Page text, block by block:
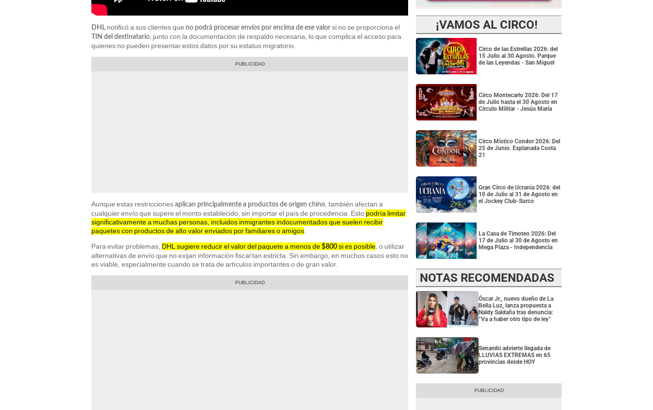
DHL notificó a sus clientes que no podrá procesar envíos por encima de ese valor si no se proporciona el
TIN del destinatario , junto con la documentación de respaldo necesaria, lo que complica el acceso para
quienes no pueden presentar estos datos por su estatus migratorio.
Aunque estas restricciones aplican principalmente a productos de origen chino , también afectan a
cualquier envío que supere el monto establecido, sin importar el país de procedencia. Esto podría limitar
significativamente a muchas personas, incluidos inmigrantes indocumentados que suelen recibir
paquetes con productos de alto valor enviados por familiares o amigos
Para evitar problemas, DHL sugiere reducir el valor del paquete a menos de $800 si es posible , o utilizar
alternativas de envío que no exijan información fiscal tan estricta. Sin embargo, en muchos casos esto no
es viable, especialmente cuando se trata de artículos importantes o de gran valor.
¡VAMOS AL CIRCO!
Circo de las Estrellas 2026: del
15 Julio al 30 Agosto. Parque
de las Leyendas - San Miguel
Circo Montecarlo 2026: Del 17
de Julio hasta el 30 Agosto en
Círculo Militar - Jesús María
Circo Místico Condor 2026: Del
25 de Junio. Explanada Costa
21
Gran Circo de Ucrania 2026: del
10 de Julio al 31 de Agosto en
el Jockey Club-Surco
La Casa de Timoteo 2026: Del
17 de Julio al 30 de Agosto en
Mega Plaza - Independencia
NOTAS RECOMENDADAS
Óscar Jr., nuevo dueño de La
Bella Luz, lanza propuesta a
Naldy Saldaña tras denuncia:
“Va a haber otro tipo de ley”
Senamhi advierte llegada de
LLUVIAS EXTREMAS en 65
provincias desde HOY